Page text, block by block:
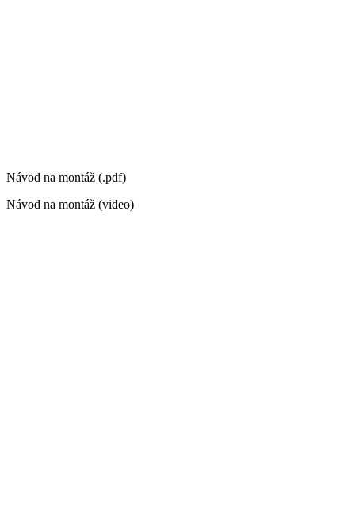
Návod na montáž (.pdf)
Návod na montáž (video)